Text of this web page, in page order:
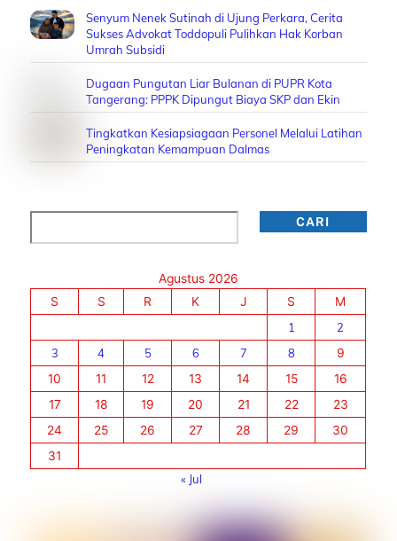
Senyum Nenek Sutinah di Ujung Perkara, Cerita
Sukses Advokat Toddopuli Pulihkan Hak Korban
Umrah Subsidi
Dugaan Pungutan Liar Bulanan di PUPR Kota
Tangerang: PPPK Dipungut Biaya SKP dan Ekin
Tingkatkan Kesiapsiagaan Personel Melalui Latihan
Peningkatan Kemampuan Dalmas
CARI
Agustus 2026
S
S R K J S
M
1
2
3
4 5 6 7 8
9
10
11 12 13 14 15
16
17
18 19 20 21 22
23
24
25 26 27 28 29
30
31
« Jul